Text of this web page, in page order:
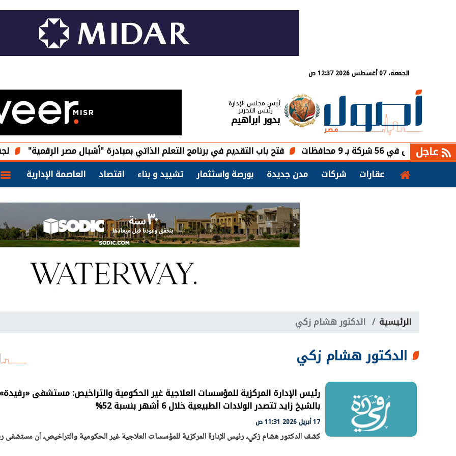
الجمعة، 07 أغسطس 2026 12:37 ص
رئيس مجلس الإدارة
رئيس التحرير
بدور ابراهيم
عاجل لجنة
فتح باب التقديم في برنامج التعلم الذاتي بمبادرة "أشبال مصر الرقمية"
عقارات
شركات مدن جديدة بورصة واستثمار تشييد و بناء اقتصاد العاصمة الإدارية
الرئيسية الدكتور هشام زكي
الدكتور هشام زكي
رئيس الإدارة المركزية للمؤسسات العلاجية غير الحكومية والتراخيص: مستشفى
بالشيخ زايد تتصدر الولادات الطبيعية خلال 6 أشهر بنسبة 52%
17 أبريل 2026 11:31 ص
كشف الدكتور هشام زكي، رئيس الإدارة المركزية للمؤسسات العلاجية غير الحكومية والتراخيص، أن مستشفى